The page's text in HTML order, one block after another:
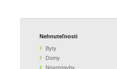
Nehnuteľnosti
Byty
Domy
Novostavby